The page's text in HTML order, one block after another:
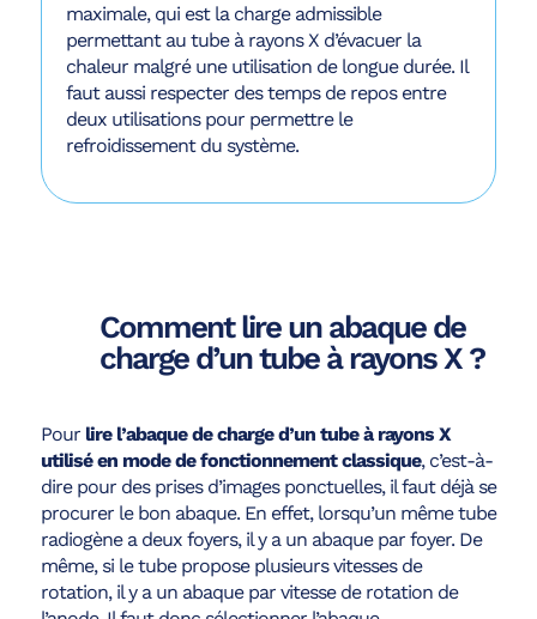
maximale, qui est la charge admissible
permettant au tube à rayons X d’évacuer la
chaleur malgré une utilisation de longue durée. Il
faut aussi respecter des temps de repos entre
deux utilisations pour permettre le
refroidissement du système.
Comment lire un abaque de
charge d’un tube à rayons X ?
Pour lire l’abaque de charge d’un tube à rayons X
utilisé en mode de fonctionnement classique, c’est-à-
dire pour des prises d’images ponctuelles, il faut déjà se
procurer le bon abaque. En effet, lorsqu’un même tube
radiogène a deux foyers, il y a un abaque par foyer. De
même, si le tube propose plusieurs vitesses de
rotation, il y a un abaque par vitesse de rotation de